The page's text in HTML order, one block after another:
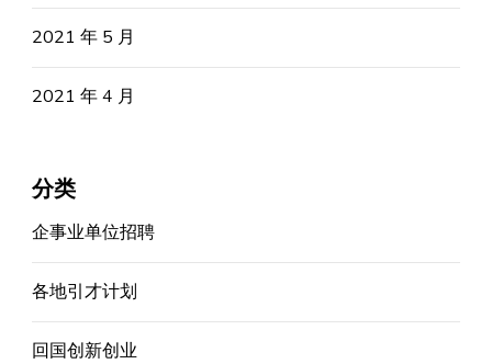
2021 年 5 月
2021 年 4 月
分类
企事业单位招聘
各地引才计划
回国创新创业